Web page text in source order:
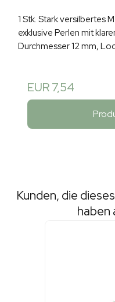
1 Stk. Stark versilbertes
exklusive Perlen mit
Durchmesser 12 mm,
EUR 7,54
Kunden, die
haben